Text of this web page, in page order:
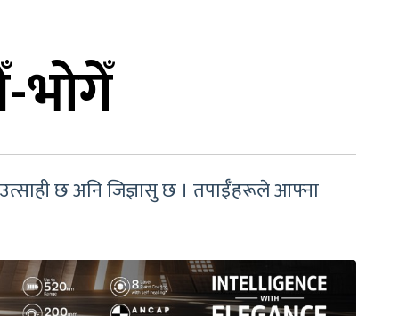
भोगेँ
छ अनि जिज्ञासु छ । तपाईँहरूले आफ्ना